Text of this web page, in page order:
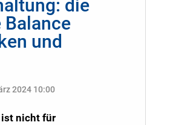
die
und
2024 10:00
ist nicht für